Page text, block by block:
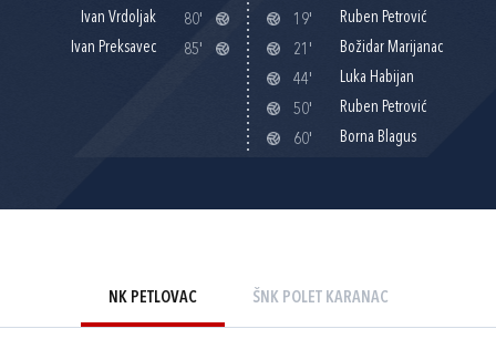
Ivan Vrdoljak
80'
Ivan Preksavec
85'
19'
Ruben Petrović
21'
Božidar Marijanac
44'
Luka Habijan
50'
Ruben Petrović
60'
Borna Blagus
NK PETLOVAC ŠNK POLET KARANAC